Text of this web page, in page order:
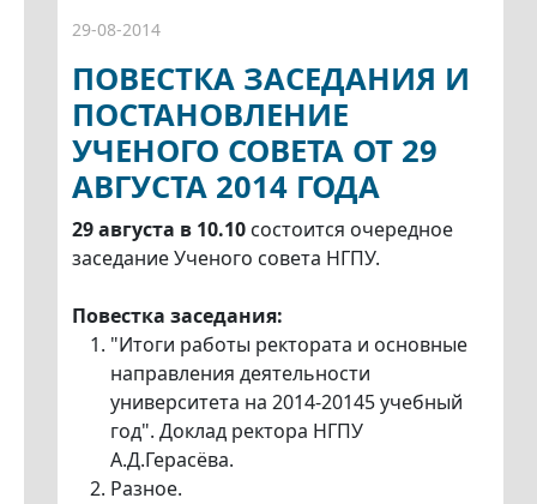
29-08-2014
ПОВЕСТКА ЗАСЕДАНИЯ И
ПОСТАНОВЛЕНИЕ
УЧЕНОГО СОВЕТА ОТ 29
АВГУСТА 2014 ГОДА
29 августа в 10.10 состоится очередное
заседание Ученого совета НГПУ.
Повестка заседания:
"Итоги работы ректората и основные
направления деятельности
университета на 2014-20145 учебный
год". Доклад ректора НГПУ
А.Д.Герасёва.
Разное.